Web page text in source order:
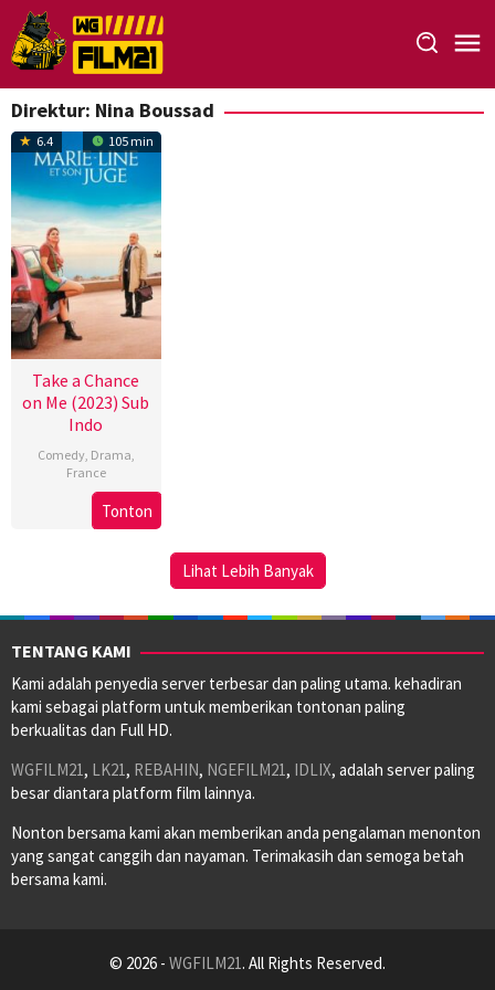
Loncat
ke
konten
Direktur: Nina Boussad
6.4 105 min
Take a Chance
on Me (2023) Sub
Indo
Comedy, Drama
France
Oct
Nina
Boussad
Tonton
Lihat Lebih Banyak
TENTANG KAMI
Kami adalah penyedia server terbesar dan paling utama. kehadiran
kami sebagai platform untuk memberikan tontonan paling
berkualitas dan Full HD.
WGFILM21, LK21, REBAHIN, NGEFILM21, IDLIX, adalah server paling
besar diantara platform film lainnya.
Nonton bersama kami akan memberikan anda pengalaman menonton
yang sangat canggih dan nayaman. Terimakasih dan semoga betah
bersama kami.
© 2026 - WGFILM21. All Rights Reserved.